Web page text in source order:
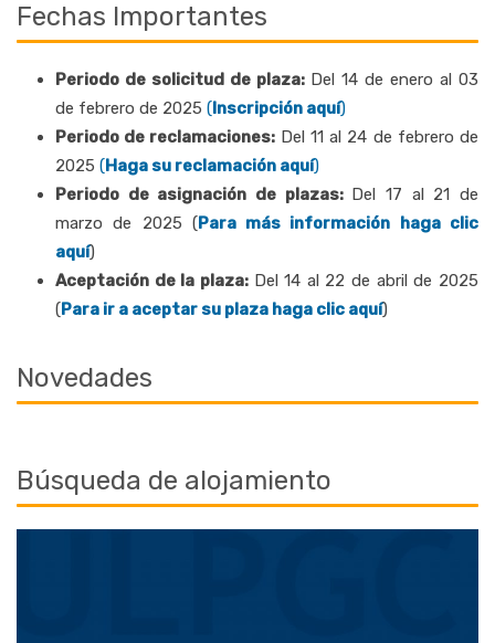
Fechas Importantes
Periodo de solicitud de plaza: Del 14 de enero al 03
de febrero de 2025 (Inscripción aquí)
Periodo de reclamaciones: Del 11 al 24 de febrero de
2025 (Haga su reclamación aquí)
Periodo de asignación de plazas: Del 17 al 21 de
marzo de 2025 (Para más información haga clic
aquí)
Aceptación de la plaza: Del 14 al 22 de abril de 2025
(Para ir a aceptar su plaza haga clic aquí)
Novedades
Búsqueda de alojamiento